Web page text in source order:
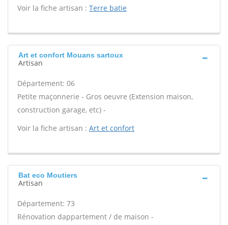
Voir la fiche artisan : Terre batie
Art et confort Mouans sartoux
Artisan
Département: 06
Petite maçonnerie - Gros oeuvre (Extension maison,
construction garage, etc) -
Voir la fiche artisan : Art et confort
Bat eco Moutiers
Artisan
Département: 73
Rénovation dappartement / de maison -